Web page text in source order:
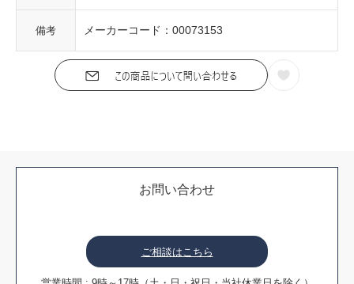
備考 メーカーコード：00073153
お問い合わせ
ご相談はこちら